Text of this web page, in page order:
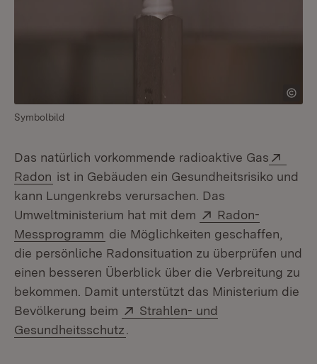
Symbolbild
Das natürlich vorkommende radioaktive Gas
Radon (Öffnet in neuem Fenster)
ist in Gebäuden ein Gesundheitsrisiko und
kann Lungenkrebs verursachen. Das
Umweltministerium hat mit dem
Extern:
Radon-
Messprogramm (Öffnet in neuem Fenster)
die Möglichkeiten geschaffen,
die persönliche Radonsituation zu überprüfen und
einen besseren Überblick über die Verbreitung zu
bekommen. Damit unterstützt das Ministerium die
Bevölkerung beim
Extern:
Strahlen- und
Gesundheitsschutz